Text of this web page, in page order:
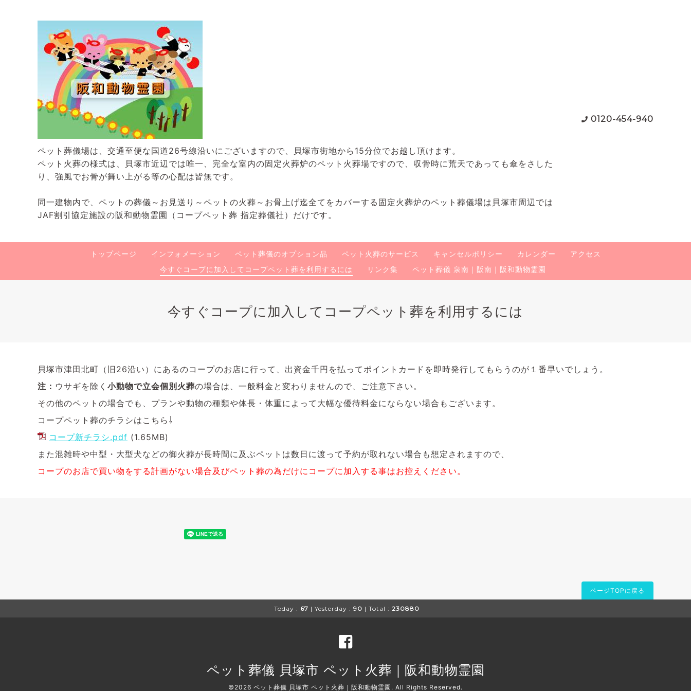
ペット葬儀場は、交通至便な国道26号線沿いにございますので、貝塚市街地から15分位でお越し頂けます。
ペット火葬の様式は、貝塚市近辺では唯一、完全な室内の固定火葬炉のペット火葬場ですので、収骨時に荒天であっても傘をさした
り、強風でお骨が舞い上がる等の心配は皆無です。
同一建物内で、ペットの葬儀～お見送り～ペットの火葬～お骨上げ迄全てをカバーする固定火葬炉のペット葬儀場は貝塚市周辺では
JAF割引協定施設の阪和動物霊園（コープペット葬 指定葬儀社）だけです。
0120-454-940
トップページ インフォメーション ペット葬儀のオプション品 ペット火葬のサービス キャンセルポリシー カレンダー
アクセス
今すぐコープに加入してコープペット葬を利用するには
リンク集 ペット葬儀 泉南｜阪南｜阪和動物霊園
今すぐコープに加入してコープペット葬を利用するには
貝塚市津田北町（旧26沿い）にあるのコープのお店に行って、出資金千円を払ってポイントカードを即時発行してもらうのが１番早いでしょう。
注： ウサギを除く 小動物で立会個別火葬の場合は、一般料金と変わりませんので、ご注意下さい。
その他のペットの場合でも、プランや動物の種類や体長・体重によって大幅な優待料金にならない場合もございます。
コープペット葬のチラシはこちら⇩
コープ新チラシ.pdf (1.65MB)
また混雑時や中型・大型犬などの御火葬が長時間に及ぶペットは数日に渡って予約が取れない場合も想定されますので、
コープのお店で買い物をする計画がない場合及びペット葬の為だけにコープに加入する事はお控えください。
ページTOPに戻る
Today : 67 | Yesterday : 90 | Total : 230880
ペット葬儀 貝塚市 ペット火葬｜阪和動物霊園
©2026 ペット葬儀 貝塚市 ペット火葬｜阪和動物霊園 . All Rights Reserved.